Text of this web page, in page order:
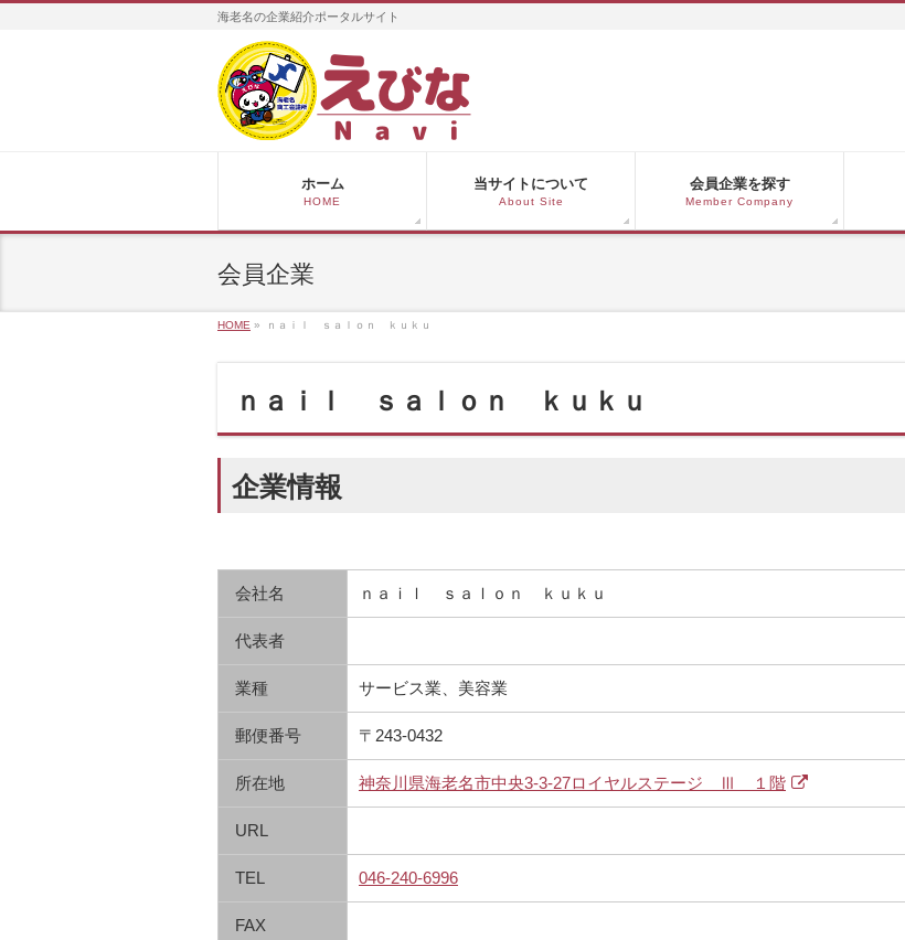
海老名の企業紹介ポータルサイト
ホーム
HOME
当サイトについて
About Site
会員企業を探す
Member Company
会員企業
HOME » ｎａｉｌ ｓａｌｏｎ ｋｕｋｕ
ｎａｉｌ ｓａｌｏｎ ｋｕｋｕ
企業情報
会社名 ｎａｉｌ ｓａｌｏｎ ｋｕｋｕ
代表者
業種 サービス業、美容業
郵便番号 〒243-0432
所在地 神奈川県海老名市中央3-3-27ロイヤルステージ Ⅲ １階
URL
TEL 046-240-6996
FAX